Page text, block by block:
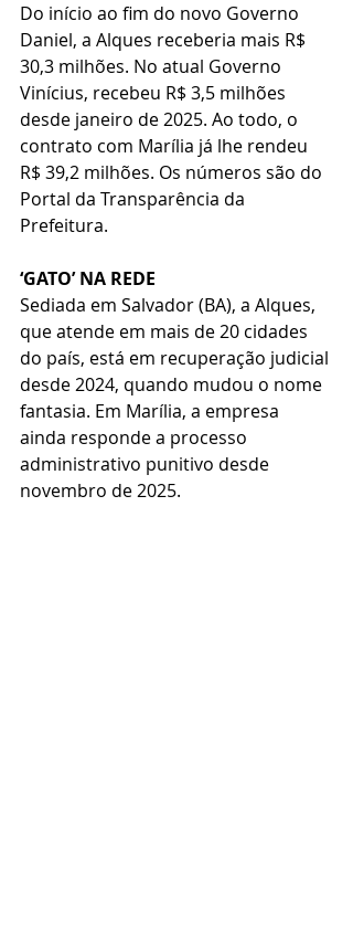
Do início ao fim do novo Governo
Daniel, a Alques receberia mais R$
30,3 milhões. No atual Governo
Vinícius, recebeu R$ 3,5 milhões
desde janeiro de 2025. Ao todo, o
contrato com Marília já lhe rendeu
R$ 39,2 milhões. Os números são do
Portal da Transparência da
Prefeitura.
‘GATO’ NA REDE
Sediada em Salvador (BA), a Alques,
que atende em mais de 20 cidades
do país, está em recuperação judicial
desde 2024, quando mudou o nome
fantasia. Em Marília, a empresa
ainda responde a processo
administrativo punitivo desde
novembro de 2025.